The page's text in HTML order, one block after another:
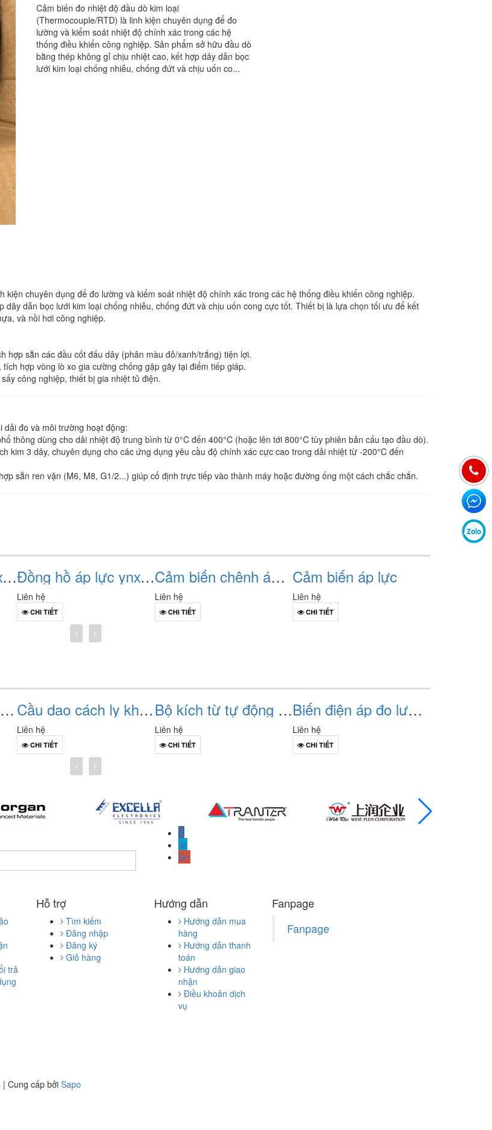
Cảm biến đo nhiệt độ đầu dò kim loại
(Thermocouple/RTD) là linh kiện chuyên dụng để đo
lường và kiểm soát nhiệt độ chính xác trong các hệ
thống điều khiển công nghiệp. Sản phẩm sở hữu đầu dò
bằng thép không gỉ chịu nhiệt cao, kết hợp dây dẫn bọc
lưới kim loại chống nhiễu, chống đứt và chịu uốn co...
kiện chuyên dụng để đo lường và kiểm soát nhiệt độ chính xác trong các hệ thống điều khiển công nghiệp.
dẫn bọc lưới kim loại chống nhiễu, chống đứt và chịu uốn cong cực tốt. Thiết bị là lựa chọn tối ưu để kết
và nồi hơi công nghiệp.
hợp sẵn các đầu cốt đấu dây (phân màu đỏ/xanh/trắng) tiện lợi.
hợp vòng lò xo gia cường chống gập gãy tại điểm tiếp giáp.
công nghiệp, thiết bị gia nhiệt tủ điện.
dải đo và môi trường hoạt động:
thông dùng cho dải nhiệt độ trung bình từ 0°C đến 400°C (hoặc lên tới 800°C tùy phiên bản cấu tạo đầu dò).
kim 3 dây, chuyên dụng cho các ứng dụng yêu cầu độ chính xác cực cao trong dải nhiệt từ -200°C đến
sẵn ren vặn (M6, M8, G1/2...) giúp cố định trực tiếp vào thành máy hoặc đường ống một cách chắc chắn.
Đồng hồ áp lực ynxc100 zt Đồng hồ áp lực ynxc100
Liên hệ
CHI TIẾT
Cảm biến chênh áp lực 540/7dd
Liên hệ
CHI TIẾT
Cảm biến áp lực
Liên hệ
CHI TIẾT
Máy cắt không khí acb changrong cw1-2000c (2000a - 3 cực / 4 cực) Cầu dao cách ly khung nader ndw2gz-2000 (2000a / 4 cực)
Liên hệ
CHI TIẾT
Bộ kích từ tự động avr abb unitrol 1020-003 (mã 3bhe030579r0003)
Liên hệ
CHI TIẾT
Biến điện áp đo lường trung thế (voltage transformer - vt/pt)
Liên hệ
CHI TIẾT
trả
Hỗ trợ
Tìm kiếm
Đăng nhập
Đăng ký
Giỏ hàng
Hướng dẫn
Hướng dẫn mua
hàng
Hướng dẫn thanh
toán
Hướng dẫn giao
nhận
Điều khoản dịch
vụ
Fanpage
Fanpage
| Cung cấp bởi Sapo